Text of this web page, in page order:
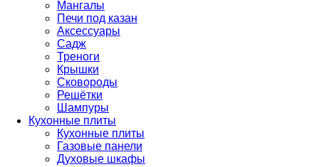
Мангалы
Печи под казан
Аксессуары
Садж
Треноги
Крышки
Сковороды
Решётки
Шампуры
Кухонные плиты
Кухонные плиты
Газовые панели
Духовые шкафы